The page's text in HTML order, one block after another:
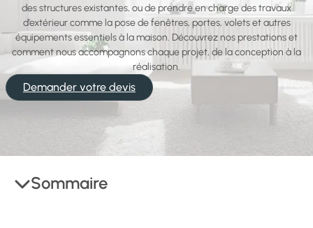
des structures existantes, ou de prendre en charge des travaux
d’extérieur comme la pose de fenêtres, portes, volets et autres
équipements essentiels à la maison. Découvrez nos prestations et
comment nous accompagnons chaque projet, de la conception à la
réalisation.
Demander votre devis
Sommaire